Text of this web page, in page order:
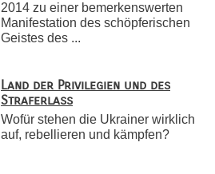
2014 zu einer bemerkenswerten
Manifestation des schöpferischen
Geistes des ...
Land der Privilegien und des
Straferlass
Wofür stehen die Ukrainer wirklich
auf, rebellieren und kämpfen?